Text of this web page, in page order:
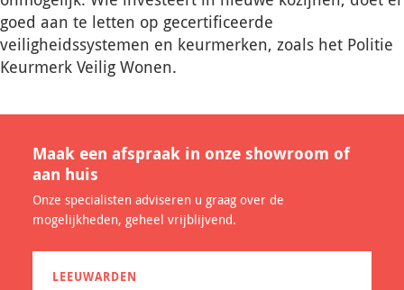
goed aan te letten op gecertificeerde
veiligheidssystemen en keurmerken, zoals het Politie
Keurmerk Veilig Wonen.
Maak een afspraak in onze showroom of
aan huis
Onze specialisten adviseren u graag over de
mogelijkheden, geheel vrijblijvend.
LEEUWARDEN